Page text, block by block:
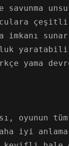
çeşitli
imkanı
yama
oyunun
iyi